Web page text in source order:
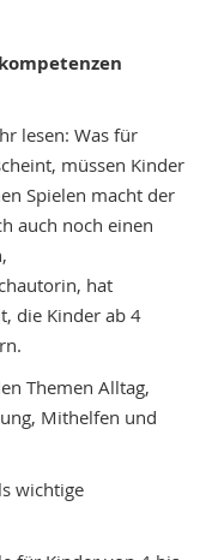
lesen: Was für
müssen Kinder
Spielen macht der
auch noch einen
hat
die Kinder ab 4
Themen Alltag,
Mithelfen und
wichtige